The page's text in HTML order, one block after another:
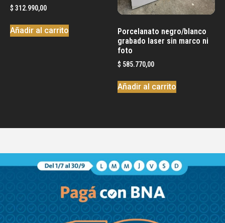
$ 312.990,00
Añadir al carrito
Porcelanato negro/blanco
grabado laser sin marco ni
foto
$ 585.770,00
Añadir al carrito